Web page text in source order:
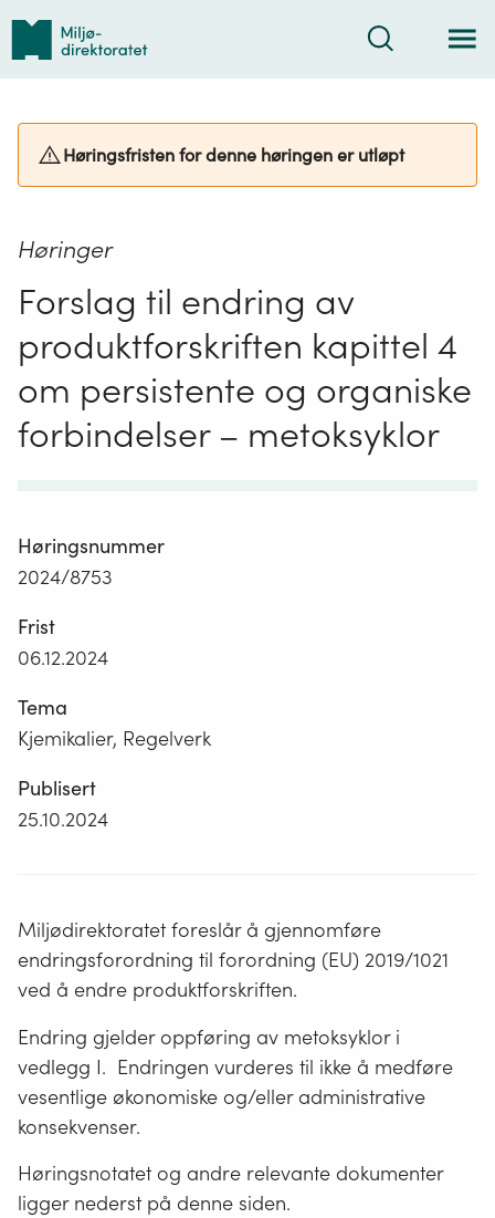
Tilbake
forsiden
Søk
Høringsfristen for denne høringen er utløpt
Høringer
Forslag til endring av
produktforskriften kapittel 4
om persistente og organiske
forbindelser – metoksyklor
Høringsnummer
2024/8753
Frist
06.12.2024
Tema
Kjemikalier, Regelverk
Publisert
25.10.2024
Miljødirektoratet foreslår å gjennomføre
endringsforordning til forordning (EU) 2019/1021
ved å endre produktforskriften.
Endring gjelder oppføring av metoksyklor i
vedlegg I. Endringen vurderes til ikke å medføre
vesentlige økonomiske og/eller administrative
konsekvenser.
Høringsnotatet og andre relevante dokumenter
ligger nederst på denne siden.